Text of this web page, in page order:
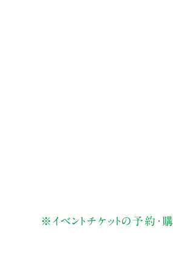
※イベントチケットの予約・